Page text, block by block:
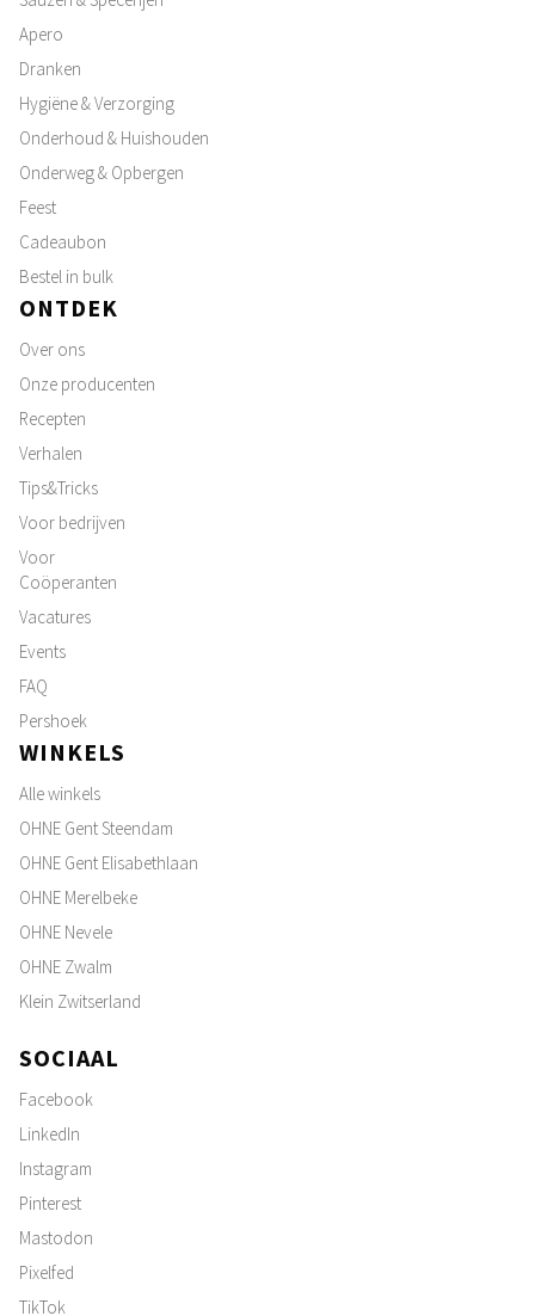
Apero
Dranken
Hygiëne & Verzorging
Onderhoud & Huishouden
Onderweg & Opbergen
Feest
Cadeaubon
Bestel in bulk
ONTDEK
Over ons
Onze producenten
Recepten
Verhalen
Tips&Tricks
Voor bedrijven
Voor
Coöperanten
Vacatures
Events
FAQ
Pershoek
WINKELS
Alle winkels
OHNE Gent Steendam
OHNE Gent Elisabethlaan
OHNE Merelbeke
OHNE Nevele
OHNE Zwalm
Klein Zwitserland
SOCIAAL
Facebook
LinkedIn
Instagram
Pinterest
Mastodon
Pixelfed
TikTok